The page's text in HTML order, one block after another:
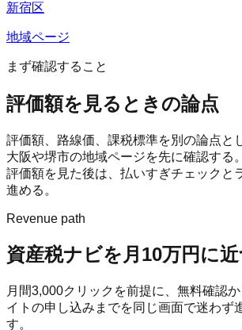
新宿区
地域ページ
まず確認すること
評価額を見るときの論点
評価額、路線価、課税標準を別の論点と
大阪や堺市の地域ページを先に確認する。
評価額を見た後は、払いすぎチェックと
進める。
Revenue path
資産税ナビを月10万円に
月間3,000クリックを前提に、無料確認
イトの申し込みまでを同じ画面で迷わず
す。